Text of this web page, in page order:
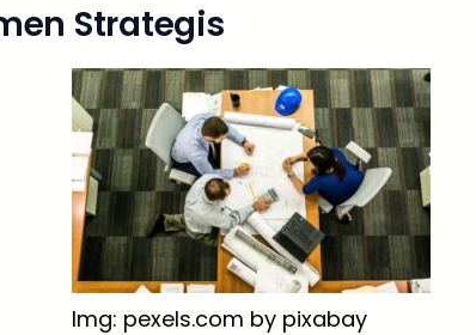
Strategis
Img: pexels.com by pixabay